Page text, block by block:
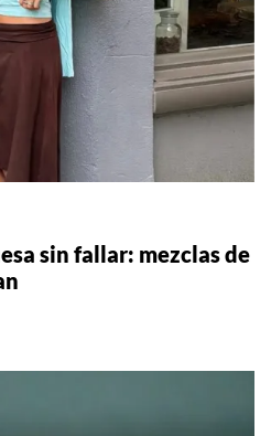
sin fallar: mezclas de